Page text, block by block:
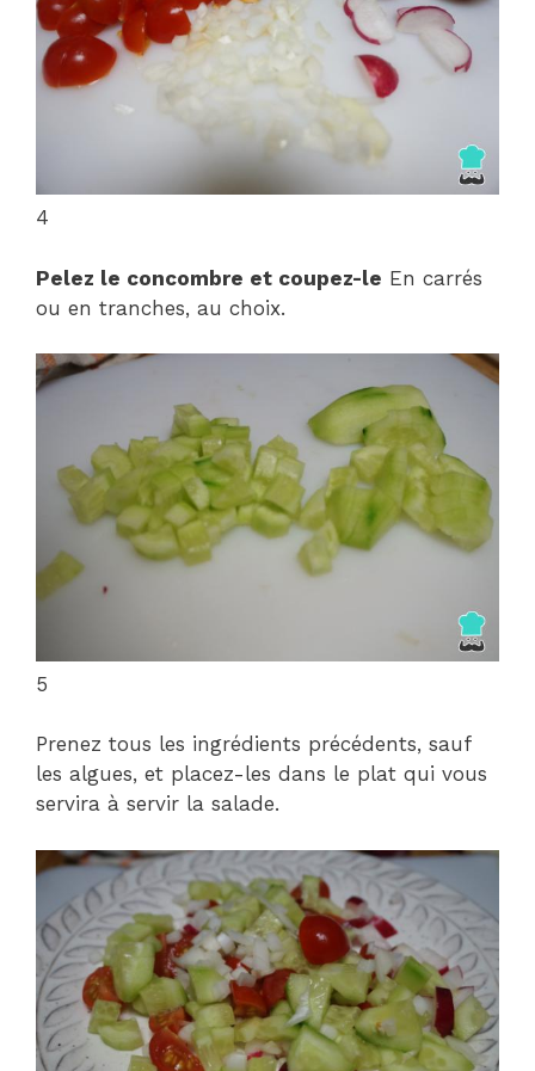
4
Pelez le concombre et coupez-le En carrés
ou en tranches, au choix.
5
Prenez tous les ingrédients précédents, sauf
les algues, et placez-les dans le plat qui vous
servira à servir la salade.